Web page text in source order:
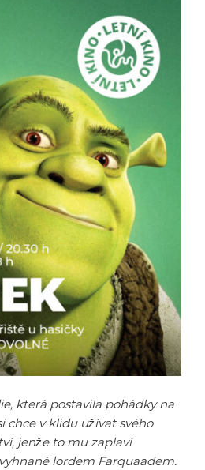
která postavila pohádky na
chce v klidu užívat svého
jenže to mu zaplaví
lordem Farquaadem.